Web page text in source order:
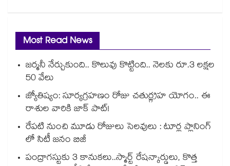
Most Read News
జర్మనీ నేర్చుకుంది.. కొలువు కొట్టింది.. నెలకు రూ.3 లక్షల
50 వేలు
జ్యోతిష్యం: సూర్యగ్రహణం రోజు చతుర్గ్రహ యోగం.. ఈ
రాశుల వారికి జాక్ పాట్!
రేపటి నుంచి మూడు రోజులు సెలవులు : టూర్ల ప్లానింగ్
లో సిటీ జనం బిజీ
పంద్రాగస్టుకు 3 కానుకలు..స్మార్ట్ రేషన్కార్డులు, కొత్త